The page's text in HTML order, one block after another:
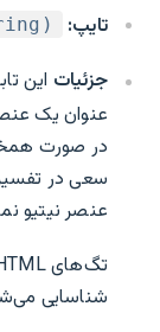
تایپ:
(tag: string) => boolean
جزئیات این
عنوان یک
سعی در
عنصر نیتیو
شناسایی